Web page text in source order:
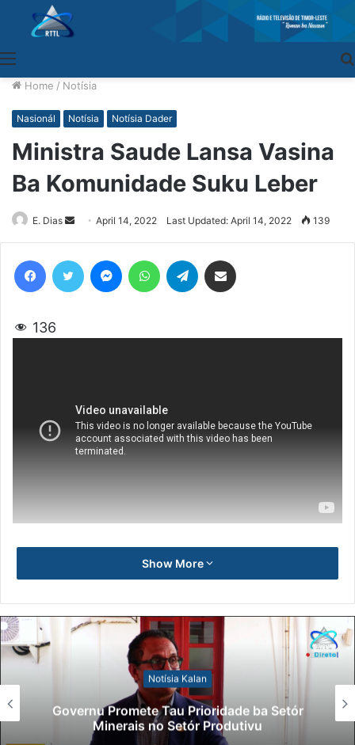
Home / Notísia
Nasionál Notísia Notísia Dader
Ministra Saude Lansa Vasina
Ba Komunidade Suku Leber
E. Dias
Send
an
April 14, 2022 Last Updated: April 14, 2022 139
136
Show More
Notísia Kalan
Governu Promete Tau Prioridade ba Setór
Minerais no Setór Produtivu